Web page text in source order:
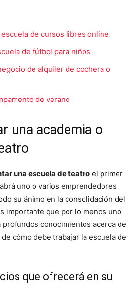
de cursos libres online
de fútbol para niños
de alquiler de cochera o
de verano
una academia o
una escuela de teatro el primer
uno o varios emprendedores
su ánimo en la consolidación del
importante que por lo menos uno
conocimientos acerca de
cómo debe trabajar la escuela de
que ofrecerá en su